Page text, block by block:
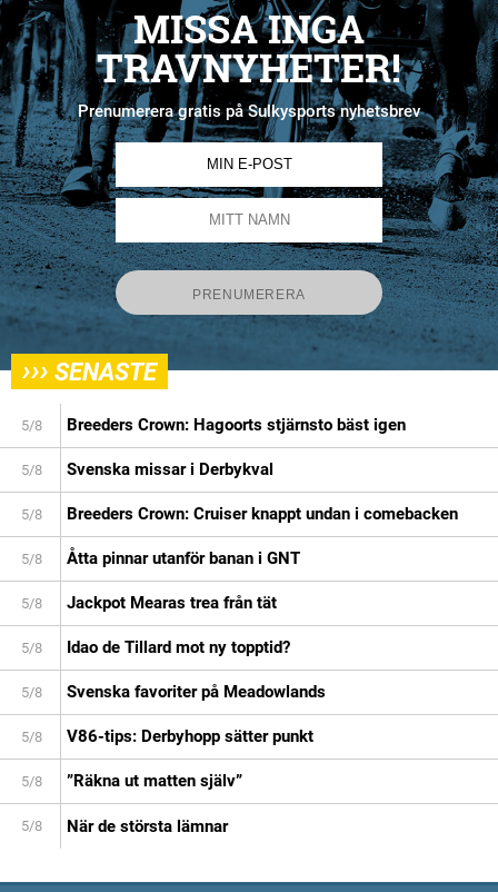
MISSA INGA
TRAVNYHETER!
Prenumerera gratis på Sulkysports nyhetsbrev
››› SENASTE
5/8 Breeders Crown: Hagoorts stjärnsto bäst igen
5/8 Svenska missar i Derbykval
5/8 Breeders Crown: Cruiser knappt undan i comebacken
5/8 Åtta pinnar utanför banan i GNT
5/8 Jackpot Mearas trea från tät
5/8 Idao de Tillard mot ny topptid?
5/8 Svenska favoriter på Meadowlands
5/8 V86-tips: Derbyhopp sätter punkt
5/8 ”Räkna ut matten själv”
5/8 När de största lämnar